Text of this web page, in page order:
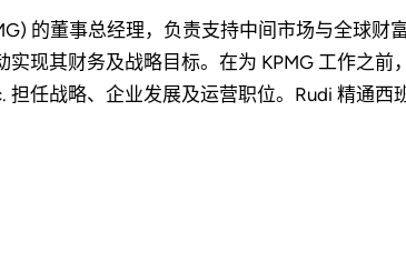
的董事总经理，负责支持中间市场与全球财
现其财务及战略目标。在为 KPMG 工作之前
任战略、企业发展及运营职位。Rudi 精通西